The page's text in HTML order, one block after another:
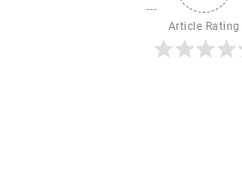
Article Rating